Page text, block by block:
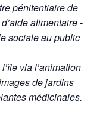
pénitentiaire de
alimentaire -
sociale au public
via l’animation
de jardins
médicinales.